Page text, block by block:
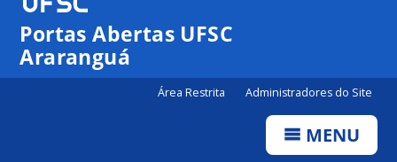
Portas Abertas UFSC
Araranguá
Área Restrita Administradores do Site
MENU